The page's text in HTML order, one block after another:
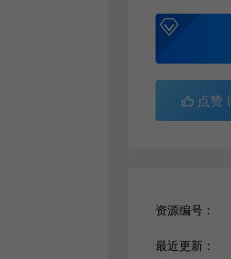
点赞 (
资源编号：
最近更新：